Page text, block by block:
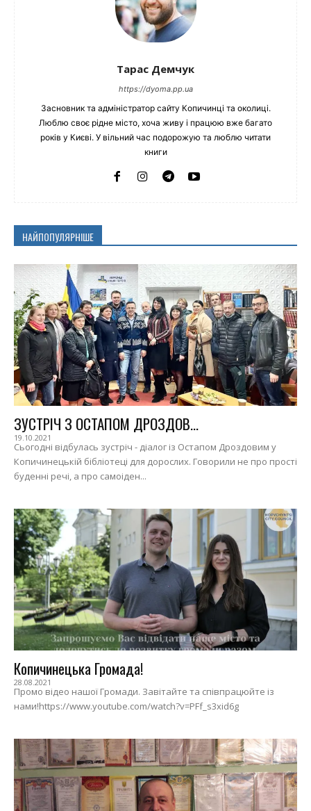
Тарас Демчук
https://dyoma.pp.ua
Засновник та адміністратор сайту Копичинці та околиці.
Люблю своє рідне місто, хоча живу і працюю вже багато
років у Києві. У вільний час подорожую та люблю читати
книги
НАЙПОПУЛЯРНІШЕ
ЗУСТРІЧ З ОСТАПОМ ДРОЗДОВ...
19.10.2021
Сьогодні відбулась зустріч - діалог із Остапом Дроздовим у
Копичинецькій бібліотеці для дорослих. Говорили не про прості
буденні речі, а про самоіден...
Копичинецька Громада!
28.08.2021
Промо відео нашої Громади. Завітайте та співпрацюйте із
нами!https://www.youtube.com/watch?v=PFf_s3xid6g